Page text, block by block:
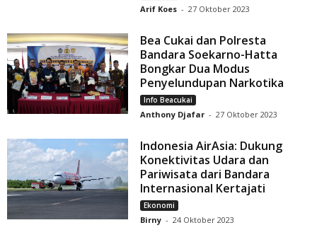
Arif Koes - 27 Oktober 2023
Bea Cukai dan Polresta
Bandara Soekarno-Hatta
Bongkar Dua Modus
Penyelundupan Narkotika
Info Beacukai
Anthony Djafar - 27 Oktober 2023
Indonesia AirAsia: Dukung
Konektivitas Udara dan
Pariwisata dari Bandara
Internasional Kertajati
Ekonomi
Birny - 24 Oktober 2023